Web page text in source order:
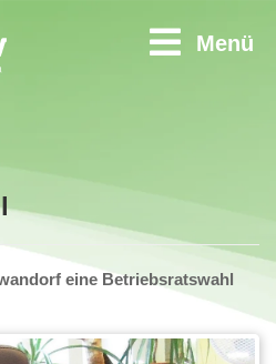
Menü
eine Betriebsratswahl